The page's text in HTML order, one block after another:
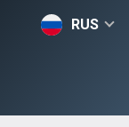
RUS